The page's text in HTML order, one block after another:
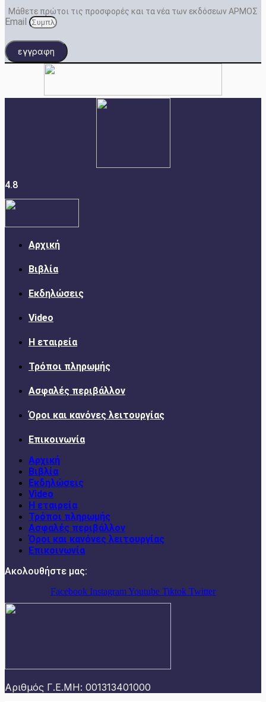
Μάθετε πρώτοι τις προσφορές και τα νέα των εκδόσεων ΑΡΜΟΣ
Email
εγγραφη
4.8
Αρχική
Βιβλία
Εκδηλώσεις
Video
Η εταιρεία
Τρόποι πληρωμής
Ασφαλές περιβάλλον
Όροι και κανόνες λειτουργίας
Επικοινωνία
Αρχική
Βιβλία
Εκδηλώσεις
Video
Η εταιρεία
Τρόποι πληρωμής
Ασφαλές περιβάλλον
Όροι και κανόνες λειτουργίας
Επικοινωνία
Ακολουθήστε μας:
Facebook InstagramYoutube Tiktok Twitter
Αριθμός Γ.Ε.ΜΗ: 001313401000